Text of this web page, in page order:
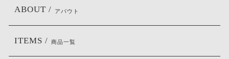
ABOUT / アバウト
ITEMS / 商品一覧